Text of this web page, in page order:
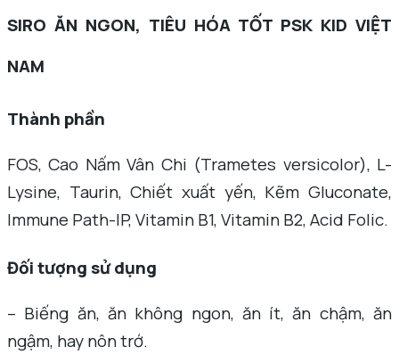
SIRO ĂN NGON, TIÊU HÓA TỐT PSK KID VIỆT
NAM
Thành phần
FOS, Cao Nấm Vân Chi (Trametes versicolor), L-
Lysine, Taurin, Chiết xuất yến, Kẽm Gluconate,
Immune Path-IP, Vitamin B1, Vitamin B2, Acid Folic.
Đối tượng sử dụng
– Biếng ăn, ăn không ngon, ăn ít, ăn chậm, ăn
ngậm, hay nôn trớ.